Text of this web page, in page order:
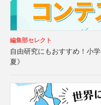
編集部セレクト
自由研究にもおすすめ！小
夏》